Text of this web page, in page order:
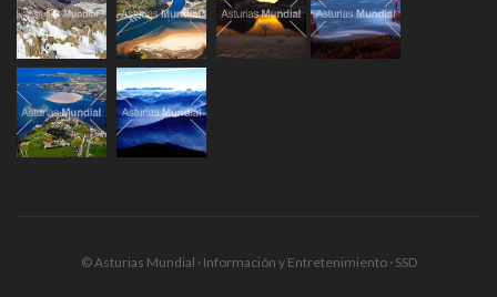
© Asturias Mundial · Información y Entretenimiento · SSD